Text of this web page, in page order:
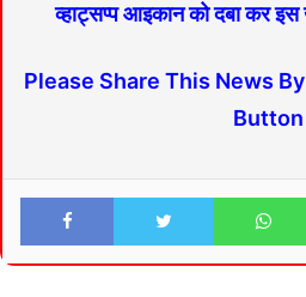
व्हाट्सप्प आइकान को दबा कर
Please Share This News
Button
Facebook Twitter